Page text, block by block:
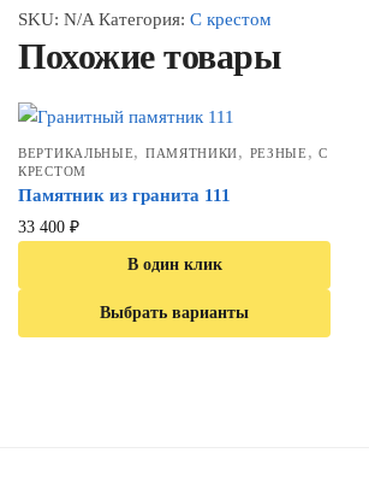
SKU: N/A Категория: С крестом
Похожие товары
ВЕРТИКАЛЬНЫЕ, ПАМЯТНИКИ, РЕЗНЫЕ ,С
КРЕСТОМ
Памятник из гранита 111
33 400 ₽
В один клик
Выбрать варианты